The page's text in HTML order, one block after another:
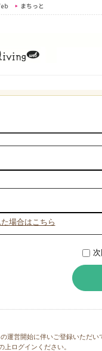
場合はこちら
運営開始に伴いご登録いただ
ログインください。